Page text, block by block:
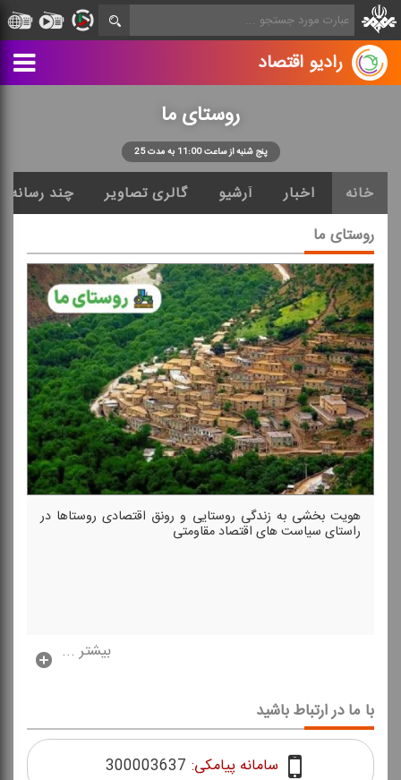
رادیو اقتصاد
روستای ما
پنج شنبه از ساعت 11:00 به مدت 25
خانه اخبار آرشیو گالری تصاویر چند رسانه
روستای ما
هویت بخشی به زندگی روستایی و رونق اقتصادی روستاها در
راستای سیاست های اقتصاد مقاومتی
بیشتر ...
با ما در ارتباط باشید
سامانه پیامکی: 300003637